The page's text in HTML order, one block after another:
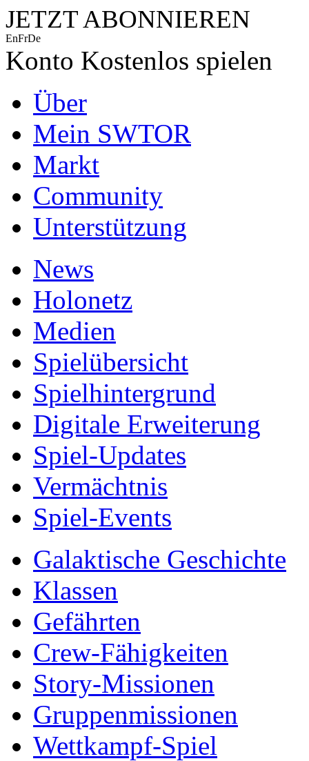
JETZT ABONNIEREN
EnFrDe
Konto Kostenlos spielen
Über
Mein SWTOR
Markt
Community
Unterstützung
News
Holonetz
Medien
Spielübersicht
Spielhintergrund
Digitale Erweiterung
Spiel-Updates
Vermächtnis
Spiel-Events
Galaktische Geschichte
Klassen
Gefährten
Crew-Fähigkeiten
Story-Missionen
Gruppenmissionen
Wettkampf-Spiel